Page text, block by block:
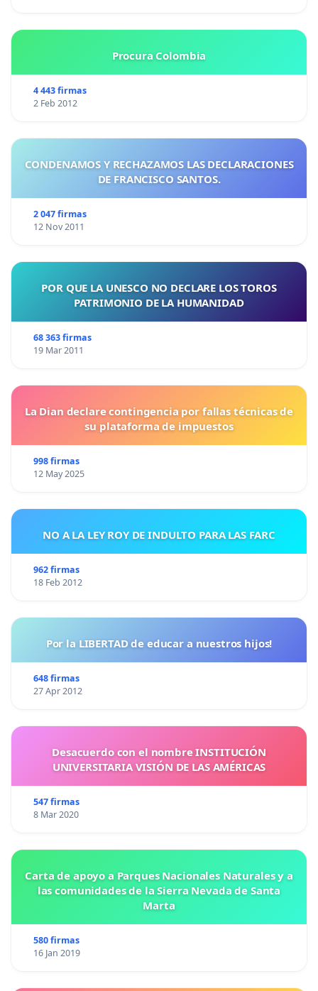
Procura Colombia
4 443 firmas
2 Feb 2012
CONDENAMOS Y RECHAZAMOS LAS DECLARACIONES
DE FRANCISCO SANTOS.
2 047 firmas
12 Nov 2011
POR QUE LA UNESCO NO DECLARE LOS TOROS
PATRIMONIO DE LA HUMANIDAD
68 363 firmas
19 Mar 2011
La Dian declare contingencia por fallas técnicas de
su plataforma de impuestos
998 firmas
12 May 2025
NO A LA LEY ROY DE INDULTO PARA LAS FARC
962 firmas
18 Feb 2012
Por la LIBERTAD de educar a nuestros hijos!
648 firmas
27 Apr 2012
Desacuerdo con el nombre INSTITUCIÓN
UNIVERSITARIA VISIÓN DE LAS AMÉRICAS
547 firmas
8 Mar 2020
Carta de apoyo a Parques Nacionales Naturales y a
las comunidades de la Sierra Nevada de Santa
Marta
580 firmas
16 Jan 2019